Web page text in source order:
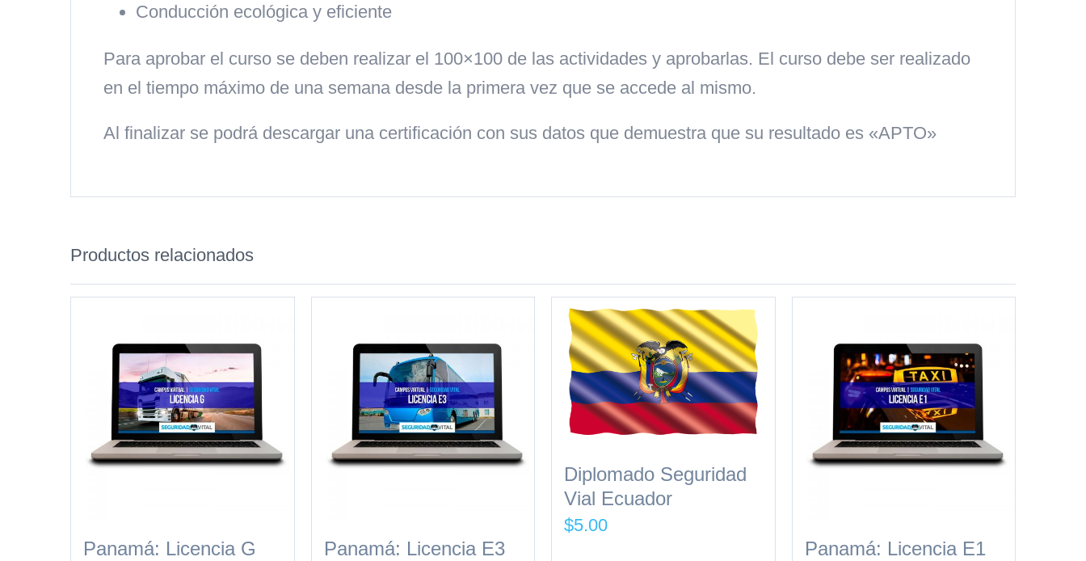
Conducción ecológica y eficiente
Para aprobar el curso se deben realizar el 100×100 de las actividades y aprobarlas. El curso debe ser realizado
en el tiempo máximo de una semana desde la primera vez que se accede al mismo.
Al finalizar se podrá descargar una certificación con sus datos que demuestra que su resultado es «APTO»
Productos relacionados
Panamá: Licencia G Panamá: Licencia E3
Diplomado Seguridad
Vial Ecuador
$5.00
Panamá: Licencia E1